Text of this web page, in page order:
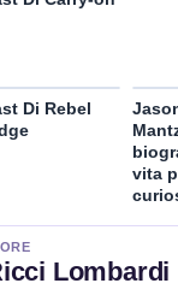
Di Rebel
vita
Lombardi